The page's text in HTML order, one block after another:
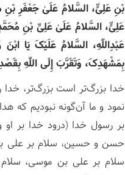
بْنِ عَلِیٍّ، السَّلامُ عَلَیٰ جَعْفَرِ
عَلِیٍّ، السَّلامُ عَلَیٰ عَلِیِّ بْنِ
عَبْدِاللّٰهِ، السَّلامُ عَلَیْکَ یَا
بِمَشْهَدِکَ، وَتَقَرَّبَ إِلَی اللّٰهِ
خدا بزرگ‌تر است بزرگ‌تر،
نمود و ما آن‌گونه نبودیم که
بر رسول خدا (درود خدا بر او
حسن و حسین، سلام بر علی
سلام بر علی بن موسی،